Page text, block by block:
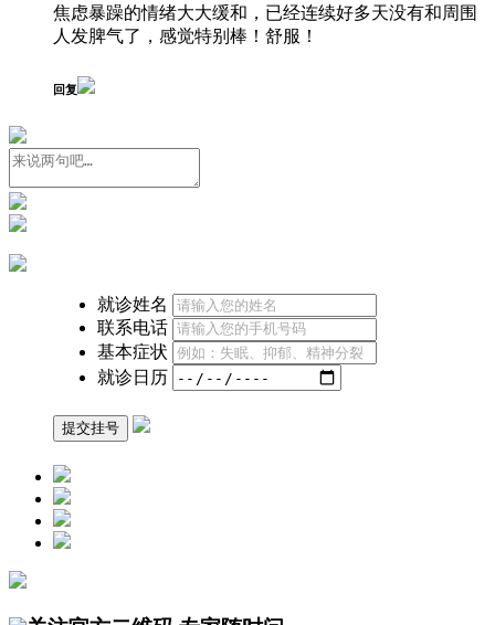
焦虑暴躁的情绪大大缓和，已经连续好多天没有和周围
人发脾气了，感觉特别棒！舒服！
回复
就诊姓名
联系电话
基本症状
就诊日历